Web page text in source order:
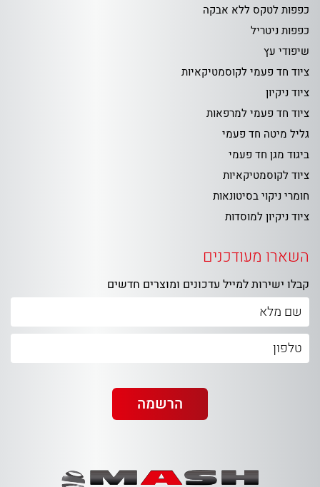
כפפות לטקס ללא אבקה
כפפות ניטריל
שיפודי עץ
ציוד חד פעמי לקוסמטיקאיות
ציוד ניקיון
ציוד חד פעמי למרפאות
גליל מיטה חד פעמי
ביגוד מגן חד פעמי
ציוד לקוסמטיקאיות
חומרי ניקוי בסיטונאות
ציוד ניקיון למוסדות
השארו מעודכנים
קבלו ישירות למייל עדכונים ומוצרים חדשים